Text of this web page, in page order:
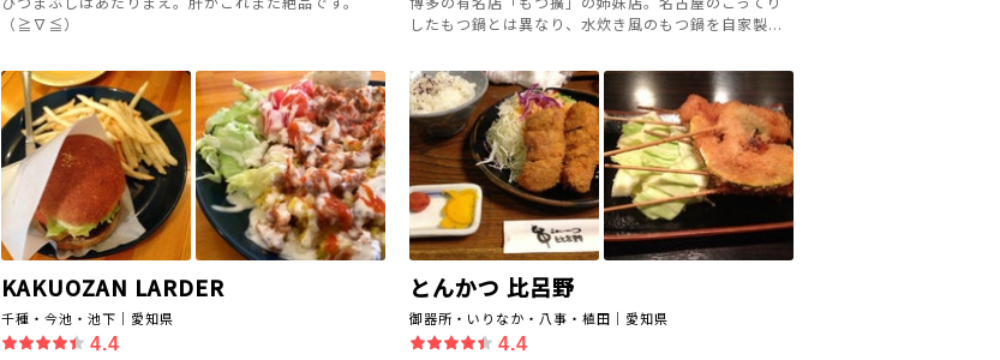
（≧∇≦）
したもつ鍋とは異なり、水炊き風のもつ鍋を自家製...
KAKUOZAN LARDER
千種・今池・池下｜愛知県
4.4
とんかつ 比呂野
御器所・いりなか・八事・植田｜愛知県
4.4